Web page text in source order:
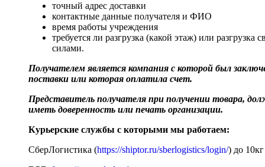
точный адрес доставки
контактные данные получателя и ФИО
время работы учреждения
требуется ли разгрузка (какой этаж) или разгрузка
силами.
Получателем является компания с которой был
поставки или которая оплатила счет.
Представитель получателя при получении товара,
иметь доверенность или печать организации.
Курьерские службы с которыми мы работаем:
СберЛогистика (https://shiptor.ru/sberlogistics/login/) до 10кг